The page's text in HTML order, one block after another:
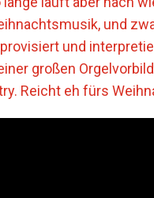
und
und
großen
Reicht eh fürs